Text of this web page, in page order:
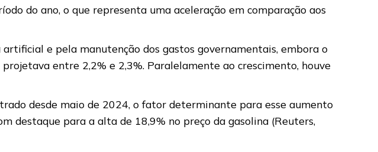
do ano, o que representa uma aceleração em comparação aos
e pela manutenção dos gastos governamentais, embora o
entre 2,2% e 2,3%. Paralelamente ao crescimento, houve
desde maio de 2024, o fator determinante para esse aumento
destaque para a alta de 18,9% no preço da gasolina (Reuters,